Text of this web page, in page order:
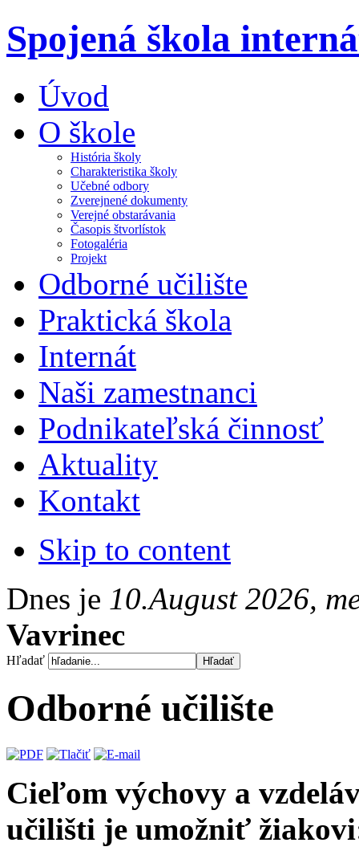
Spojená škola
Úvod
O škole
História školy
Charakteristika školy
Učebné odbory
Zverejnené dokumenty
Verejné obstarávania
Časopis štvorlístok
Fotogaléria
Projekt
Odborné učilište
Praktická škola
Internát
Naši zamestnanci
Podnikateľská činnosť
Aktuality
Kontakt
Skip to content
Dnes je 10.August 2026,
Vavrinec
Hľadať
Odborné učilište
Cieľom výchovy a
učilišti je umožniť